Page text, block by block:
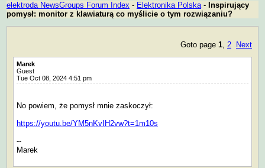
elektroda NewsGroups Forum Index - Elektronika Polska- Inspirujący
pomysł: monitor z klawiaturą co myślicie o tym rozwiązaniu?
Goto page 1, 2 Next
Marek
Guest
Tue Oct 08, 2024 4:51 pm
No powiem, że pomysł mnie zaskoczył:
https://youtu.be/YM5nKvIH2vw?t=1m10s
--
Marek